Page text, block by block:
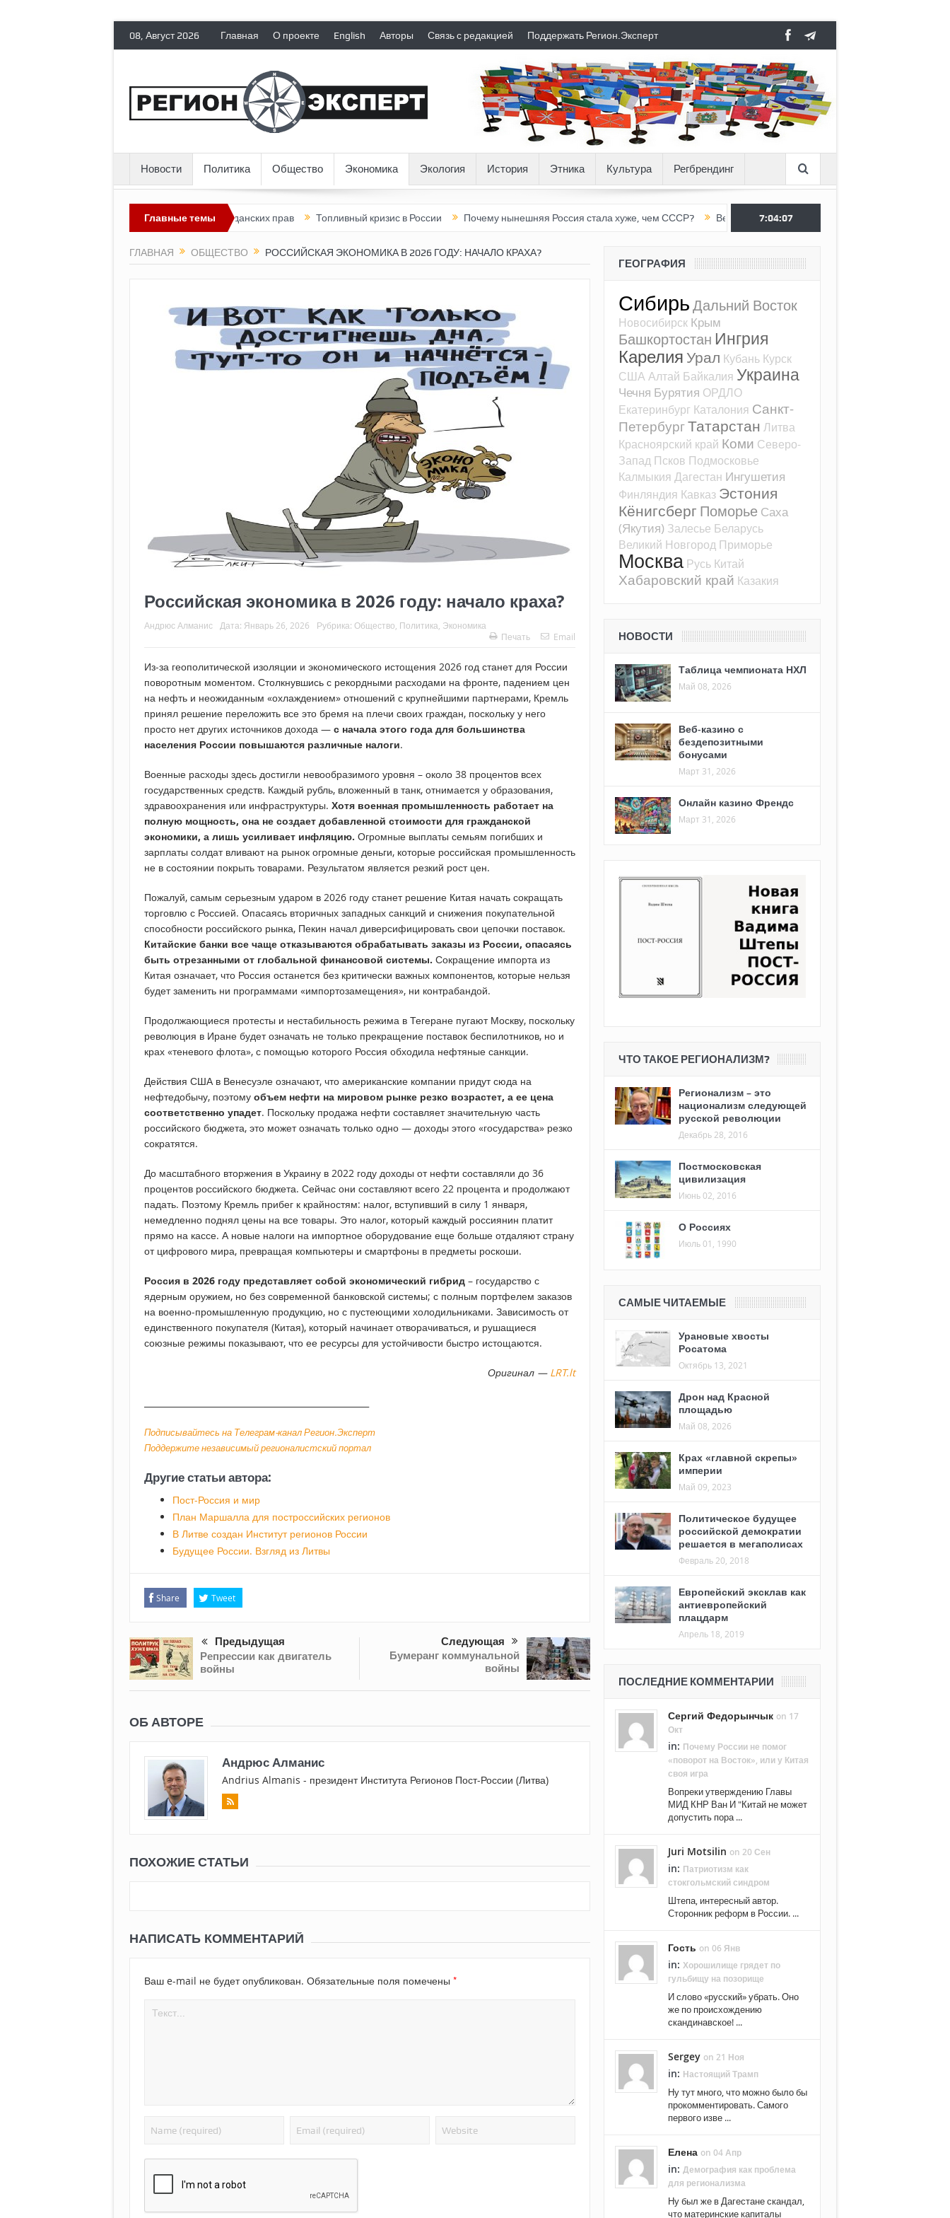
08, Август 2026 Главная О проекте English Авторы Связь с редакцией Поддержать Регион.Эксперт
Новости Политика Общество Экономика Экология История Этника Культура Регбрендинг
Главные темы
лишает политических эмигрантов гражданских прав Топливный кризис в России Почему нынешняя Россия стала хуже, чем СССР? Вертикаль под давлением
7:04:08
ГЛАВНАЯ ОБЩЕСТВО РОССИЙСКАЯ ЭКОНОМИКА В 2026 ГОДУ: НАЧАЛО КРАХА?
Российская экономика в 2026 году: начало краха?
Андрюс Алманис Дата: Январь 26, 2026 Рубрика: Общество Политика Экономика
Печать
Email
Из-за геополитической изоляции и экономического истощения 2026 год станет для России
поворотным моментом. Столкнувшись с рекордными расходами на фронте, падением цен
на нефть и неожиданным «охлаждением» отношений с крупнейшими партнерами, Кремль
принял решение переложить все это бремя на плечи своих граждан, поскольку у него
просто нет других источников дохода — с начала этого года для большинства
населения России повышаются различные налоги.
Военные расходы здесь достигли невообразимого уровня – около 38 процентов всех
государственных средств. Каждый рубль, вложенный в танк, отнимается у образования,
здравоохранения или инфраструктуры. Хотя военная промышленность работает на
полную мощность, она не создает добавленной стоимости для гражданской
экономики, а лишь усиливает инфляцию. Огромные выплаты семьям погибших и
зарплаты солдат вливают на рынок огромные деньги, которые российская промышленность
не в состоянии покрыть товарами. Результатом является резкий рост цен.
Пожалуй, самым серьезным ударом в 2026 году станет решение Китая начать сокращать
торговлю с Россией. Опасаясь вторичных западных санкций и снижения покупательной
способности российского рынка, Пекин начал диверсифицировать свои цепочки поставок.
Китайские банки все чаще отказываются обрабатывать заказы из России, опасаясь
быть отрезанными от глобальной финансовой системы. Сокращение импорта из
Китая означает, что Россия останется без критически важных компонентов, которые нельзя
будет заменить ни программами «импортозамещения», ни контрабандой.
Продолжающиеся протесты и нестабильность режима в Тегеране пугают Москву, поскольку
революция в Иране будет означать не только прекращение поставок беспилотников, но и
крах «теневого флота», с помощью которого Россия обходила нефтяные санкции.
Действия США в Венесуэле означают, что американские компании придут сюда на
нефтедобычу, поэтому объем нефти на мировом рынке резко возрастет, а ее цена
соответственно упадет. Поскольку продажа нефти составляет значительную часть
российского бюджета, это может означать только одно — доходы этого «государства» резко
сократятся.
До масштабного вторжения в Украину в 2022 году доходы от нефти составляли до 36
процентов российского бюджета. Сейчас они составляют всего 22 процента и продолжают
падать. Поэтому Кремль прибег к крайностям: налог, вступивший в силу 1 января,
немедленно поднял цены на все товары. Это налог, который каждый россиянин платит
прямо на кассе. А новые налоги на импортное оборудование еще больше отдаляют страну
от цифрового мира, превращая компьютеры и смартфоны в предметы роскоши.
Россия в 2026 году представляет собой экономический гибрид – государство с
ядерным оружием, но без современной банковской системы; с полным портфелем заказов
на военно-промышленную продукцию, но с пустеющими холодильниками. Зависимость от
единственного покупателя (Китая), который начинает отворачиваться, и рушащиеся
союзные режимы показывают, что ее ресурсы для устойчивости быстро истощаются.
Оригинал — LRT.lt
Подписывайтесь на Телеграм-канал Регион.Эксперт
Поддержите независимый регионалистский портал
Другие статьи автора:
Пост-Россия и мир
План Маршалла для построссийских регионов
В Литве создан Институт регионов России
Будущее России. Взгляд из Литвы
Share Tweet
Предыдущая
Репрессии как двигатель
войны
Следующая
Бумеранг коммунальной
войны
ОБ АВТОРЕ
Андрюс Алманис
Andrius Almanis - президент Института Регионов Пост-России (Литва)
ПОХОЖИЕ СТАТЬИ
НАПИСАТЬ КОММЕНТАРИЙ
Ваш e-mail не будет опубликован. Обязательные поля помечены *
ГЕОГРАФИЯ
СибирьДальний Восток
Новосибирск Крым
Башкортостан Ингрия
Карелия Урал Кубань Курск
США Алтай Байкалия Украина
Чечня Бурятия ОРДЛО
Екатеринбург Каталония Санкт-
ПетербургТатарстан Литва
Красноярский край Коми Северо-
Запад Псков Подмосковье
Калмыкия Дагестан Ингушетия
Финляндия Кавказ Эстония
Кёнигсберг Поморье Саха
(Якутия) Залесье Беларусь
Великий Новгород Приморье
Москва Русь Китай
Хабаровский край Казакия
НОВОСТИ
Таблица чемпионата НХЛ
Май 08, 2026
Веб-казино с
бездепозитными
бонусами
Март 31, 2026
Онлайн казино Френдс
Март 31, 2026
ЧТО ТАКОЕ РЕГИОНАЛИЗМ?
Регионализм – это
национализм следующей
русской революции
Декабрь 28, 2016
Постмосковская
цивилизация
Июнь 02, 2016
О Россиях
Июль 01, 1990
САМЫЕ ЧИТАЕМЫЕ
Урановые хвосты
Росатома
Октябрь 13, 2021
Дрон над Красной
площадью
Май 08, 2026
Крах «главной скрепы»
империи
Май 09, 2023
Политическое будущее
российской демократии
решается в мегаполисах
Февраль 20, 2018
Европейский эксклав как
антиевропейский
плацдарм
Апрель 18, 2019
ПОСЛЕДНИЕ КОММЕНТАРИИ
Сергий Федорынчык on 17
Окт
in: Почему России не помог
«поворот на Восток», или у Китая
своя игра
Вопреки утверждению Главы
МИД КНР Ван И "Китай не может
допустить пора ...
Juri Motsilin on 20 Сен
in: Патриотизм как
стокгольмский синдром
Штепа, интересный автор.
Сторонник реформ в России. ...
Гость on 06 Янв
in: Хорошилище грядет по
гульбищу на позорище
И слово «русский» убрать. Оно
же по происхождению
скандинавское! ...
Sergey on 21 Ноя
in: Настоящий Трамп
Ну тут много, что можно было бы
прокомментировать. Самого
первого изве ...
Елена on 04 Апр
in: Демография как проблема
для регионализма
Ну был же в Дагестане скандал,
что материнские капиталы